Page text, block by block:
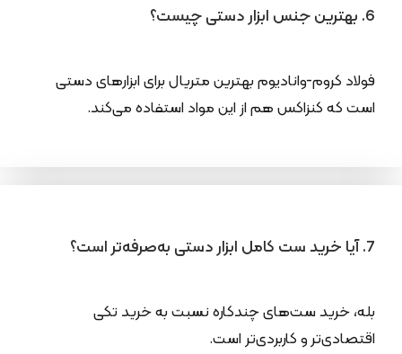
6. بهترین جنس ابزار دستی چیست؟
فولاد کروم-وانادیوم بهترین متریال برای ابزارهای دستی
است که کنزاکس هم از این مواد استفاده می‌کند.
7. آیا خرید ست کامل ابزار دستی به‌صرفه‌تر است؟
بله، خرید ست‌های چندکاره نسبت به خرید تکی
اقتصادی‌تر و کاربردی‌تر است.